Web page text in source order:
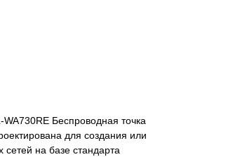
Беспроводная точка
для создания или
на базе стандарта